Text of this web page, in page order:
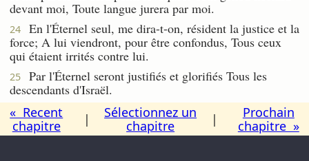
devant moi, Toute langue jurera par moi.
24
En l'Éternel seul, me dira-t-on, résident la justice et la
force; A lui viendront, pour être confondus, Tous ceux
qui étaient irrités contre lui.
25
Par l'Éternel seront justifiés et glorifiés Tous les
descendants d'Israël.
« Recent
chapitre
|
Sélectionnez un
chapitre
|
Prochain
chapitre »